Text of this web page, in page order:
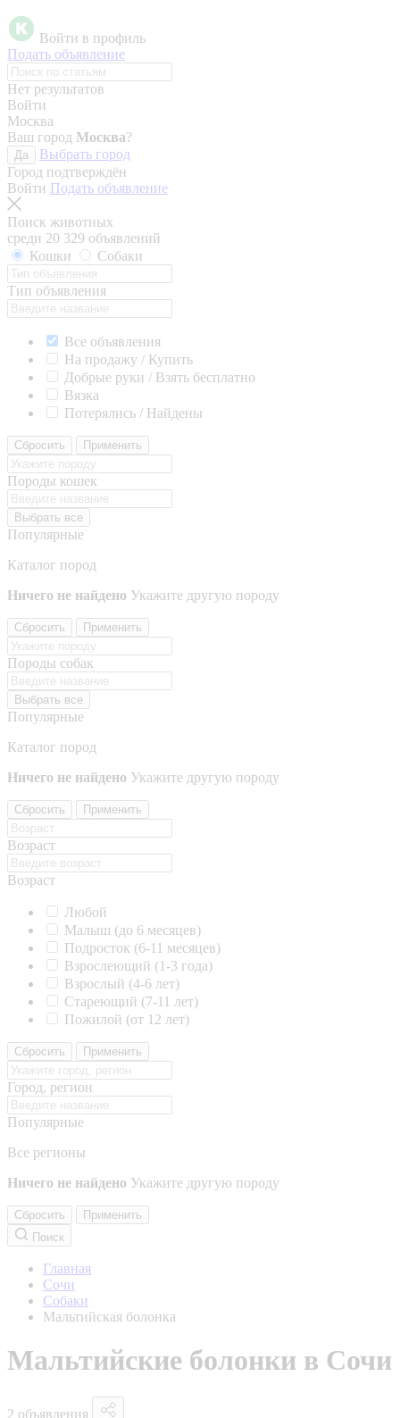
Войти в профиль
Подать объявление
Нет результатов
Войти
Москва
Ваш город Москва?
Да
Выбрать город
Город подтверждён
Войти Подать объявление
Поиск животных
среди 20 329 объявлений
Кошки
Собаки
Тип объявления
Все объявления
На продажу / Купить
Добрые руки / Взять бесплатно
Вязка
Потерялись / Найдены
Сбросить Применить
Породы кошек
Выбрать все
Популярные
Каталог пород
Ничего не найдено Укажите другую породу
Сбросить Применить
Породы собак
Выбрать все
Популярные
Каталог пород
Ничего не найдено Укажите другую породу
Сбросить Применить
Возраст
Возраст
Любой
Малыш (до 6 месяцев)
Подросток (6-11 месяцев)
Взрослеющий (1-3 года)
Взрослый (4-6 лет)
Стареющий (7-11 лет)
Пожилой (от 12 лет)
Сбросить Применить
Город, регион
Популярные
Все регионы
Ничего не найдено Укажите другую породу
Сбросить
Применить
Поиск
Главная
Сочи
Собаки
Мальтийская болонка
Мальтийские болонки в Сочи
2 объявления